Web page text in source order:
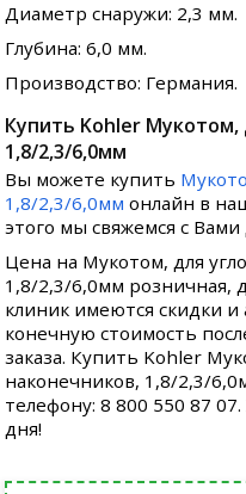
Диаметр снаружи: 2,3 мм.
Глубина: 6,0 мм.
Производство: Германия.
Купить Kohler Мукотом,
1,8/2,3/6,0мм
Вы можете купить
1,8/2,3/6,0мм онлайн в
этого мы свяжемся с
Цена на Мукотом, для
1,8/2,3/6,0мм розничная,
клиник имеются скидки
конечную стоимость
заказа. Купить Kohler
наконечников, 1,8/2,3/
телефону: 8 800 550 87
дня!